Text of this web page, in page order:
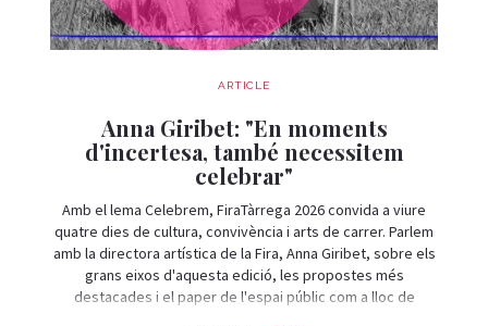
ARTICLE
Anna Giribet: "En moments
d'incertesa, també necessitem
celebrar"
Amb el lema Celebrem, FiraTàrrega 2026 convida a viure
quatre dies de cultura, convivència i arts de carrer. Parlem
amb la directora artística de la Fira, Anna Giribet, sobre els
grans eixos d'aquesta edició, les propostes més
destacades i el paper de l'espai públic com a lloc de